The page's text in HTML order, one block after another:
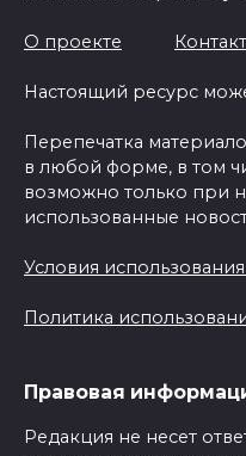
О проекте
Настоящий ресурс
Перепечатка
в любой форме, в том
возможно только при
использованные
Условия
Политика
Правовая
Редакция не несет